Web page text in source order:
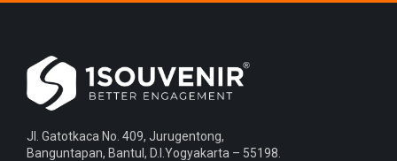
Jl. Gatotkaca No. 409, Jurugentong,
Banguntapan, Bantul, D.I.Yogyakarta – 55198.